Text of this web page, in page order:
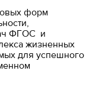
форм
ФГОС и
жизненных
для успешного